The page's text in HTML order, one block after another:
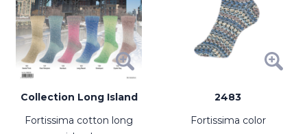
Collection Long Island
fortissima cotton long
2483
fortissima color